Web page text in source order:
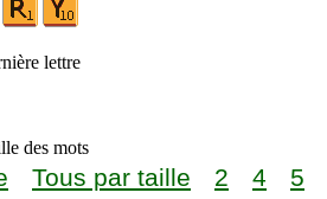
lettre
des mots
Tous par taille 2 4
5